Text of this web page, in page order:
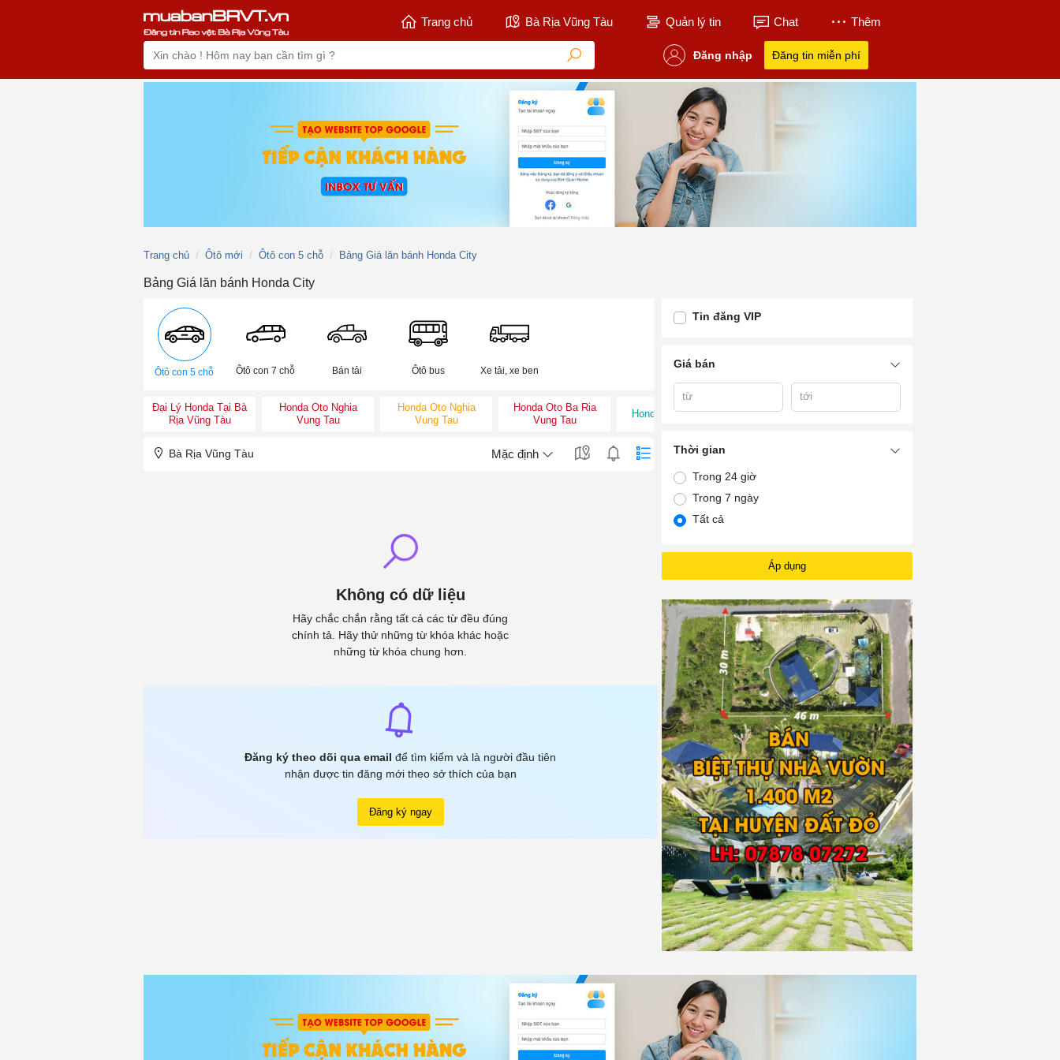
Trang chủ Bà Rịa Vũng Tàu Quản lý tin Chat Thêm
Đăng nhập Đăng tin miễn phí
Trang chủ Ôtô mới Ôtô con 5 chỗ Bảng Giá lăn bánh Honda City
Bảng Giá lăn bánh Honda City
Ôtô con 5 chỗ Ôtô con 7 chỗ Bán tải Ôtô bus Xe tải, xe ben
Đại Lý Honda Tại Bà
Rịa Vũng Tàu
Honda Oto Nghia
Vung Tau
Honda Oto Nghia
Vung Tau
Honda Oto Ba Ria
Vung Tau
Honda Oto Ba Ria
Honda Ba Ria Vung
Xe Ô Tô KIA Rio
Bà Rịa Vũng Tàu Mặc định
Không có dữ liệu
Hãy chắc chắn rằng tất cả các từ đều đúng
chính tả. Hãy thử những từ khóa khác hoặc
những từ khóa chung hơn.
Đăng ký theo dõi qua email để tìm kiếm và là người đầu tiên
nhận được tin đăng mới theo sở thích của bạn
Đăng ký ngay
Tin đăng VIP
Giá bán
từ tới
Thời gian
Trong 24 giờ
Trong 7 ngày
Tất cả
Áp dụng